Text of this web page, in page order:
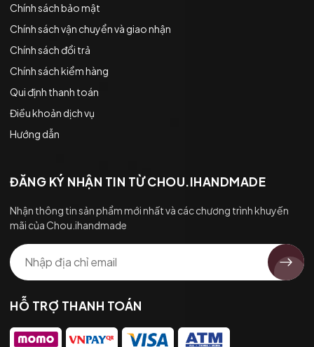
Chính sách bảo mật
Chính sách vận chuyển và giao nhận
Chính sách đổi trả
Chính sách kiểm hàng
Qui định thanh toán
Điều khoản dịch vụ
Hướng dẫn
ĐĂNG KÝ NHẬN TIN TỪ CHOU.IHANDMADE
Nhận thông tin sản phẩm mới nhất và các chương trình khuyến
mãi của Chou.ihandmade
HỖ TRỢ THANH TOÁN